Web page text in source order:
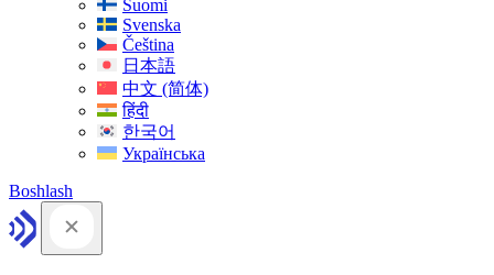
Suomi
Svenska
Čeština
日本語
中文 (简体)
हिंदी
한국어
Українська
Boshlash